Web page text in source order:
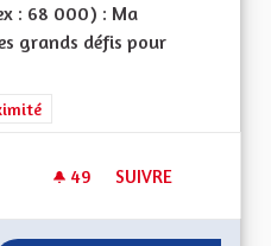
: 68 000) : Ma
grands défis pour
: Les services publics en
49 49 ABONNÉS
SUIVRE